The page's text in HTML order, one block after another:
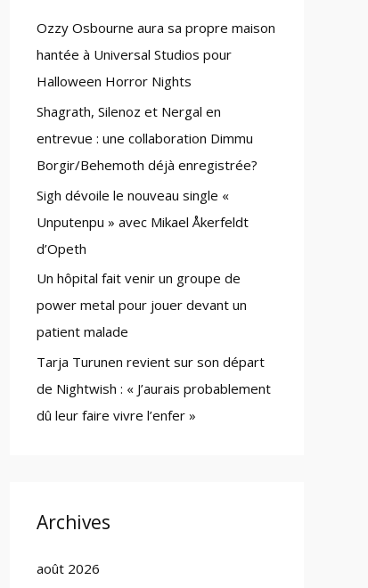
f
o
r
:
Ozzy Osbourne aura sa propre maison
hantée à Universal Studios pour
Halloween Horror Nights
Shagrath, Silenoz et Nergal en
entrevue : une collaboration Dimmu
Borgir/Behemoth déjà enregistrée?
Sigh dévoile le nouveau single «
Unputenpu » avec Mikael Åkerfeldt
d’Opeth
Un hôpital fait venir un groupe de
power metal pour jouer devant un
patient malade
Tarja Turunen revient sur son départ
de Nightwish : « J’aurais probablement
dû leur faire vivre l’enfer »
Archives
août 2026